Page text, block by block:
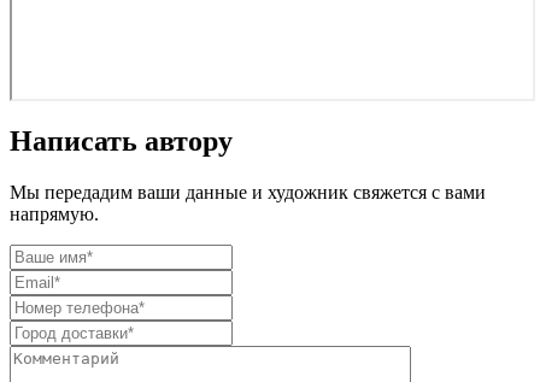
Написать автору
Мы передадим ваши данные и художник свяжется с вами
напрямую.